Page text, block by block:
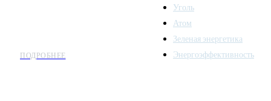
ПОДРОБНЕЕ
Уголь
Атом
Зеленая энергетика
Энергоэффективность